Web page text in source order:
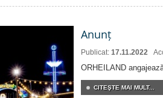
Anunț
Publicat: 17.11.2022
ORHEILAND
CITEŞTE MAI MULT...